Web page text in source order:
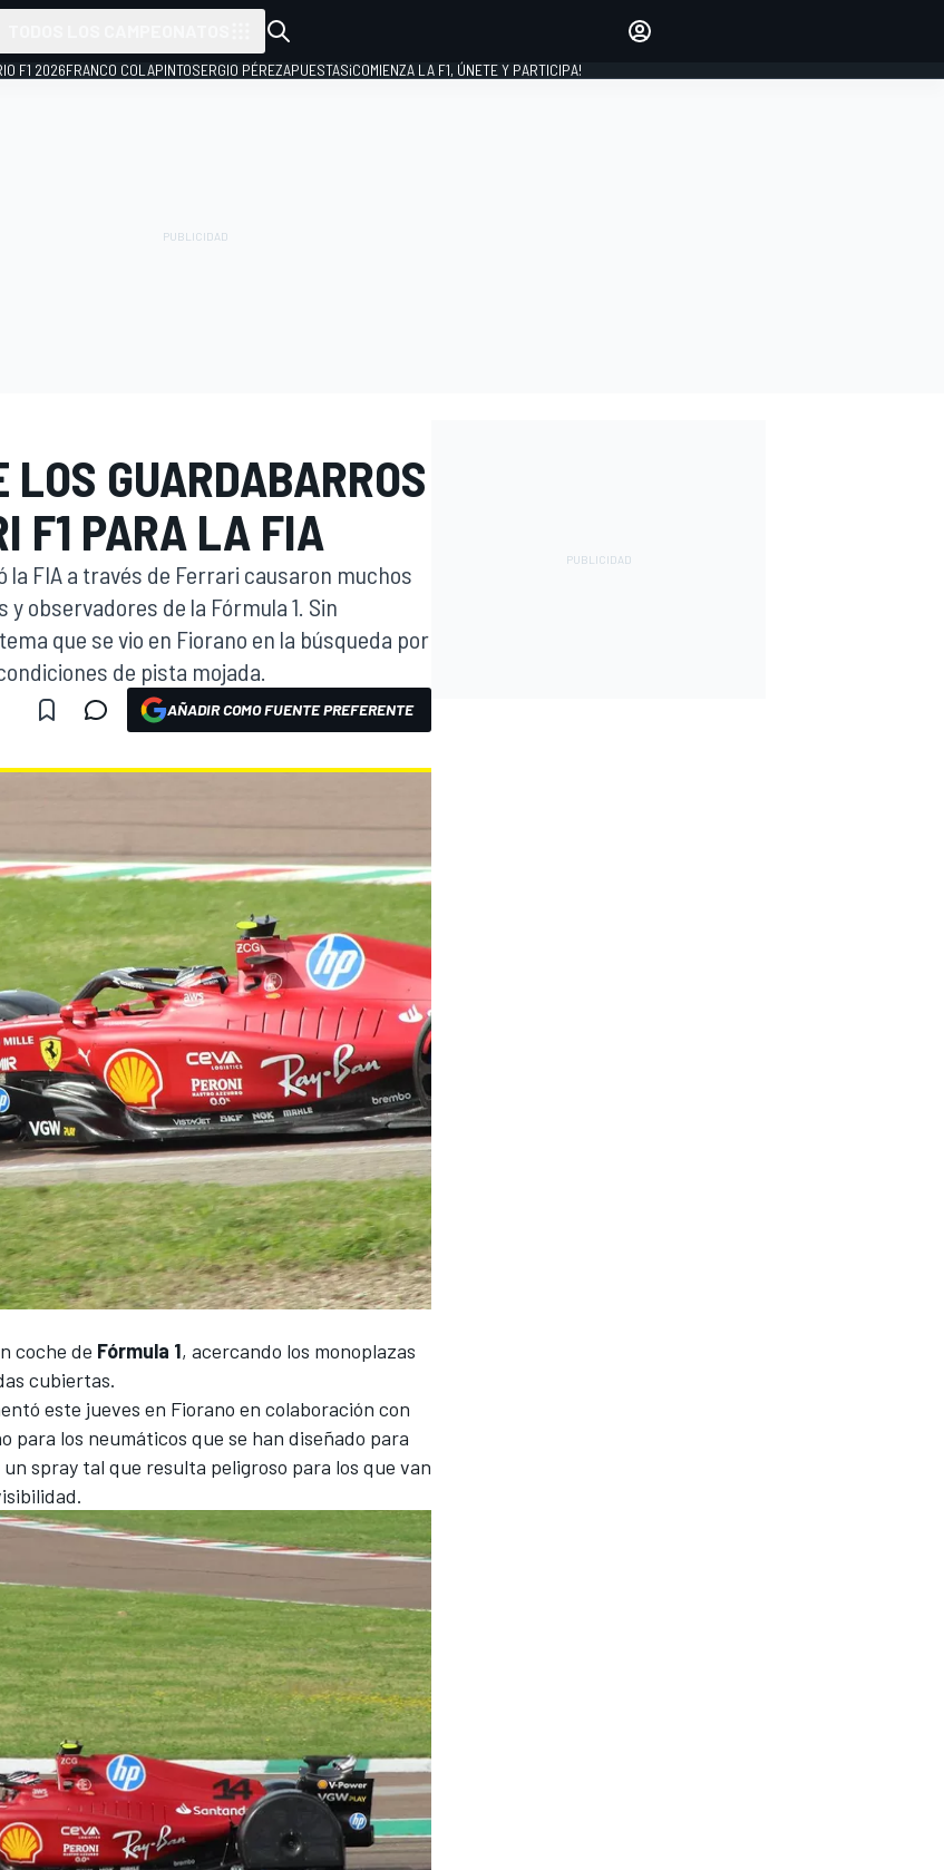
INICIAR SESIÓN
F1 2026FRANCO COLAPINTOSERGIO PÉREZAPUESTAS¡COMIENZA LA F1, ÚNETE Y PARTICIPA!
GUARDABARROS
F1 PARA LA FIA
FIA a través de Ferrari causaron muchos
observadores de la Fórmula 1. Sin
que se vio en Fiorano en la búsqueda por
de pista mojada.
AÑADIR COMO FUENTE PREFERENTE
coche de Fórmula 1, acercando los monoplazas
cubiertas.
este jueves en Fiorano en colaboración con
para los neumáticos que se han diseñado para
spray tal que resulta peligroso para los que van